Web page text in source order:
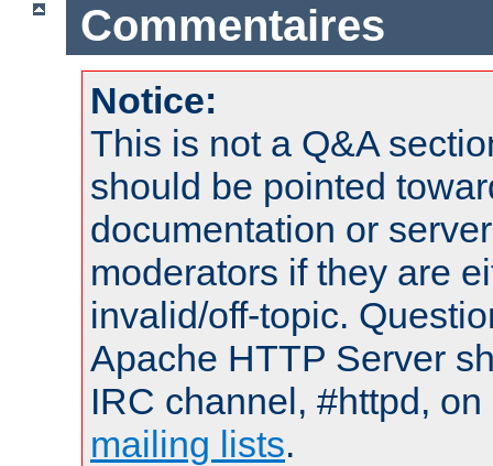
Commentaires
Notice:
This is not a Q&A
should be pointed
documentation or
moderators if they are
invalid/off-topic.
Apache HTTP Server
IRC channel, #httpd,
mailing lists.